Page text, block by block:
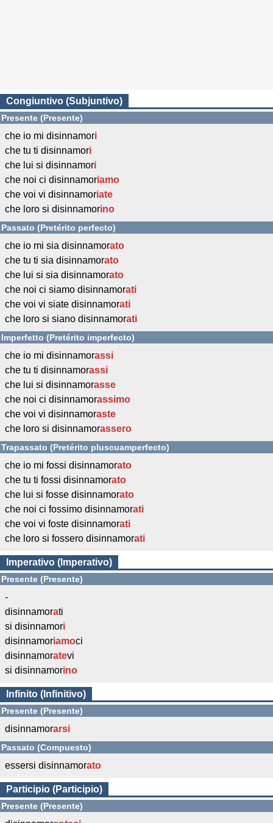
Congiuntivo (Subjuntivo)
Presente (Presente)
che io mi disinnamori
che tu ti disinnamori
che lui si disinnamori
che noi ci disinnamoriamo
che voi vi disinnamoriate
che loro si disinnamorino
Passato (Pretérito perfecto)
che io mi sia disinnamorato
che tu ti sia disinnamorato
che lui si sia disinnamorato
che noi ci siamo disinnamorati
che voi vi siate disinnamorati
che loro si siano disinnamorati
Imperfetto (Pretérito imperfecto)
che io mi disinnamorassi
che tu ti disinnamorassi
che lui si disinnamorasse
che noi ci disinnamorassimo
che voi vi disinnamoraste
che loro si disinnamorassero
Trapassato (Pretérito pluscuamperfecto)
che io mi fossi disinnamorato
che tu ti fossi disinnamorato
che lui si fosse disinnamorato
che noi ci fossimo disinnamorati
che voi vi foste disinnamorati
che loro si fossero disinnamorati
Imperativo (Imperativo)
Presente (Presente)
-
disinnamorati
si disinnamori
disinnamoriamoci
disinnamoratevi
si disinnamorino
Infinito (Infinitivo)
Presente (Presente)
disinnamorarsi
Passato (Compuesto)
essersi disinnamorato
Participio (Participio)
Presente (Presente)